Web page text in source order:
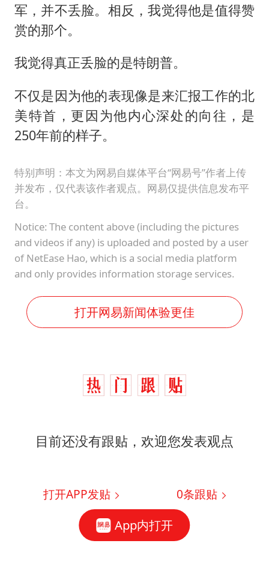
军，并不丢脸。相反，我觉得他是值得赞
赏的那个。
我觉得真正丢脸的是特朗普。
不仅是因为他的表现像是来汇报工作的北
美特首，更因为他内心深处的向往，是
250年前的样子。
特别声明：本文为网易自媒体平台“网易号”作者上传
并发布，仅代表该作者观点。网易仅提供信息发布平
台。
Notice: The content above (including the pictures
and videos if any) is uploaded and posted by a user
of NetEase Hao, which is a social media platform
and only provides information storage services.
打开网易新闻体验更佳
目前还没有跟贴，欢迎您发表观点
打开APP发贴 0条跟贴
App内打开